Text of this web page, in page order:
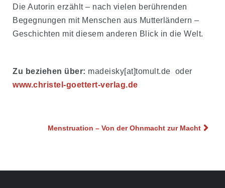
Die Autorin erzählt – nach vielen berührenden
Begegnungen mit Menschen aus Mutterländern –
Geschichten mit diesem anderen Blick in die Welt.
Zu beziehen über: madeisky[at]tomult.de oder
www.christel-goettert-verlag.de
Beitragsnavigation
Menstruation – Von der Ohnmacht zur Macht